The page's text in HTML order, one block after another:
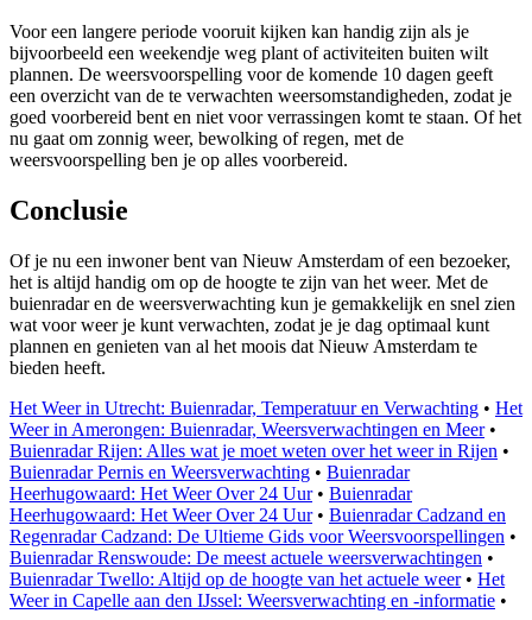
Voor een langere periode vooruit kijken kan handig zijn als je
bijvoorbeeld een weekendje weg plant of activiteiten buiten wilt
plannen. De weersvoorspelling voor de komende 10 dagen geeft
een overzicht van de te verwachten weersomstandigheden, zodat je
goed voorbereid bent en niet voor verrassingen komt te staan. Of het
nu gaat om zonnig weer, bewolking of regen, met de
weersvoorspelling ben je op alles voorbereid.
Conclusie
Of je nu een inwoner bent van Nieuw Amsterdam of een bezoeker,
het is altijd handig om op de hoogte te zijn van het weer. Met de
buienradar en de weersverwachting kun je gemakkelijk en snel zien
wat voor weer je kunt verwachten, zodat je je dag optimaal kunt
plannen en genieten van al het moois dat Nieuw Amsterdam te
bieden heeft.
Het Weer in Utrecht: Buienradar, Temperatuur en Verwachting • Het
Weer in Amerongen: Buienradar, Weersverwachtingen en Meer•
Buienradar Rijen: Alles wat je moet weten over het weer in Rijen •
Buienradar Pernis en Weersverwachting • Buienradar
Heerhugowaard: Het Weer Over 24 Uur• Buienradar
Heerhugowaard: Het Weer Over 24 Uur• Buienradar Cadzand en
Regenradar Cadzand: De Ultieme Gids voor Weersvoorspellingen •
Buienradar Renswoude: De meest actuele weersverwachtingen •
Buienradar Twello: Altijd op de hoogte van het actuele weer• Het
Weer in Capelle aan den IJssel: Weersverwachting en -informatie •